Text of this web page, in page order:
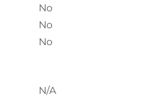
No
No
No
N/A